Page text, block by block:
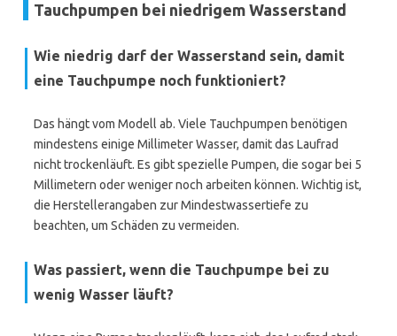
Tauchpumpen bei niedrigem Wasserstand
Wie niedrig darf der Wasserstand sein, damit
eine Tauchpumpe noch funktioniert?
Das hängt vom Modell ab. Viele Tauchpumpen benötigen
mindestens einige Millimeter Wasser, damit das Laufrad
nicht trockenläuft. Es gibt spezielle Pumpen, die sogar bei 5
Millimetern oder weniger noch arbeiten können. Wichtig ist,
die Herstellerangaben zur Mindestwassertiefe zu
beachten, um Schäden zu vermeiden.
Was passiert, wenn die Tauchpumpe bei zu
wenig Wasser läuft?